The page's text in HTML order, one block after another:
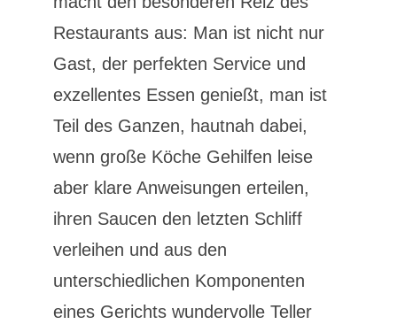
Restaurants aus: Man ist nicht nur
Gast, der perfekten Service und
exzellentes Essen genießt, man ist
Teil des Ganzen, hautnah dabei,
wenn große Köche Gehilfen leise
aber klare Anweisungen erteilen,
ihren Saucen den letzten Schliff
verleihen und aus den
unterschiedlichen Komponenten
eines Gerichts wundervolle Teller